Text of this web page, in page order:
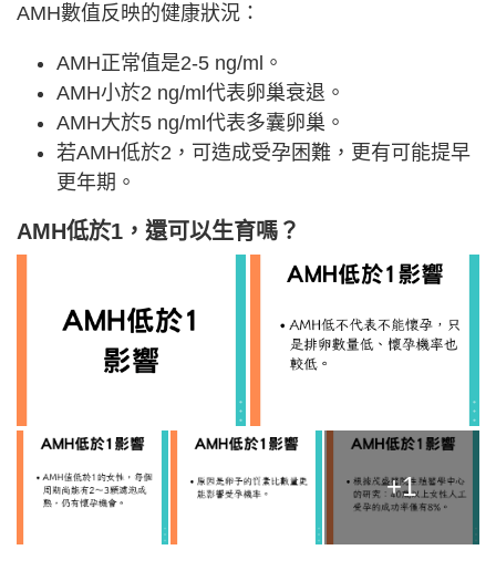
AMH數值反映的健康狀況：
AMH正常值是2-5 ng/ml。
AMH小於2 ng/ml代表卵巢衰退。
AMH大於5 ng/ml代表多囊卵巢。
若AMH低於2，可造成受孕困難，更有可能提早
更年期。
AMH低於1，還可以生育嗎？
+1